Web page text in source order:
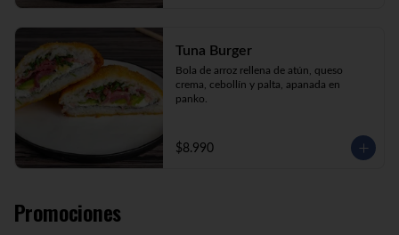
Tuna Burger
Bola de arroz rellena de atún, queso
crema, cebollín y palta, apanada en
panko.
$8.990
Promociones